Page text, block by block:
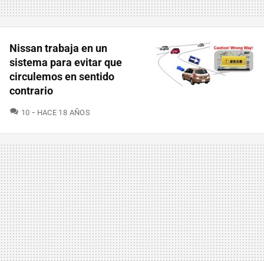
Nissan trabaja en un
sistema para evitar que
circulemos en sentido
contrario
10 COMENTARIOS
HACE 18 AÑOS